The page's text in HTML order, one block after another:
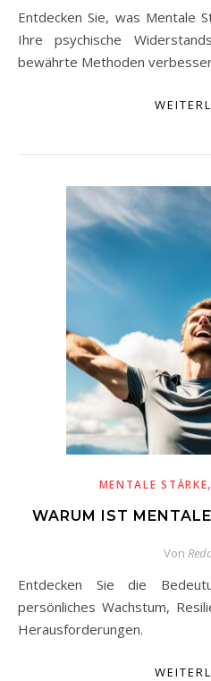
Entdecken Sie, was Mentale Stärke bedeutet und wie Sie
Ihre psychische
bewährte Methoden
MENTALE STÄRKE
WARUM IST
Von
Entdecken Sie die Bedeutung mentaler Stärke für
persönliches Wachstum,
Herausforderungen.